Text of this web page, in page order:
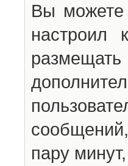
Вы можете
настроил
пару